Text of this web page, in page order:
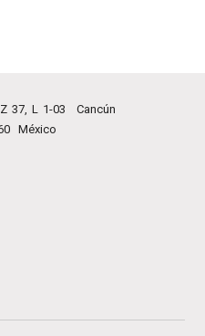
37, L 1-03
Cancún
México